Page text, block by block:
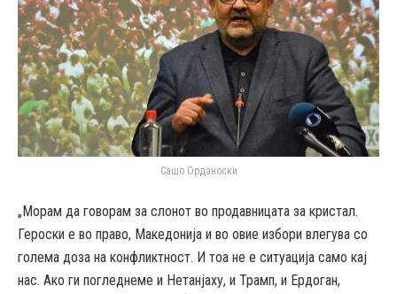
Сашо Орданоски
„Морам да говорам за слонот во продавницата за кристал.
Героски е во право, Македонија и во овие избори влегува со
голема доза на конфликтност. И тоа не е ситуација само кај
нас. Ако ги погледнеме и Нетанјаху, и Трамп, и Ердоган,